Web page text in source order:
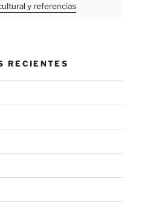
y referencias
RECIENTES